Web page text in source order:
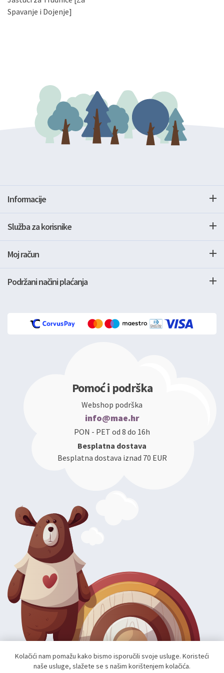
gore navedenu adresu ili e-mailom na adresu:
Spavanje i Dojenje]
Informacije
Služba za korisnike
Moj račun
Podržani načini plaćanja
Pomoć i podrška
Webshop podrška
info@mae.hr
PON - PET od 8 do 16h
Besplatna dostava
Besplatna dostava iznad 70 EUR
Kolačići nam pomažu kako bismo isporučili svoje usluge. Koristeći
naše usluge, slažete se s našim korištenjem kolačića.